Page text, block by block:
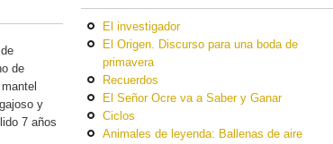
de
y
7 años
El investigador
El Origen. Discurso para una boda de
primavera
Recuerdos
El Señor Ocre va a Saber y Ganar
Ciclos
Animales de leyenda: Ballenas de aire